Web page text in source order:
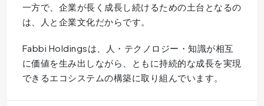
一方で、企業が長く成長し続けるための土台となるの
は、人と企業文化だからです。
Fabbi Holdingsは、人・テクノロジー・知識が相互
に価値を生み出しながら、ともに持続的な成長を実現
できるエコシステムの構築に取り組んでいます。